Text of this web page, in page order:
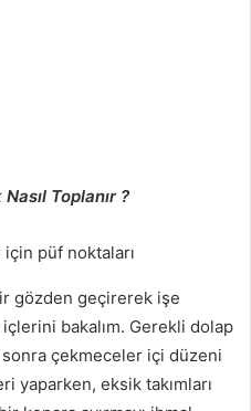
Toplanır ?
gözden geçirerek işe
bakalım. Gerekli dolap
çekmeceler içi düzeni
yaparken, eksik takımları